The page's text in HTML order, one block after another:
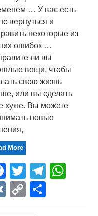
… У вас есть
вернуться и
некоторые из
ошибок …
ли вы
вещи, чтобы
свою жизнь
или вы сделать
хуже. Вы можете
новые
More
Facebook
Twitter
VK Copy